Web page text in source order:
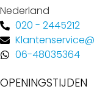
Nederland
020 - 2445212
06-48035364
OPENINGSTIJDEN